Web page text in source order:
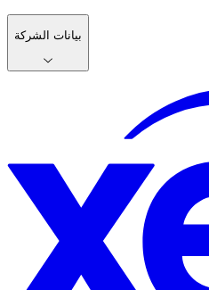
بيانات الشركة